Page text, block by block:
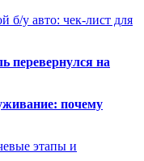
б/у авто: чек-лист для
перевернулся на
почему
этапы и